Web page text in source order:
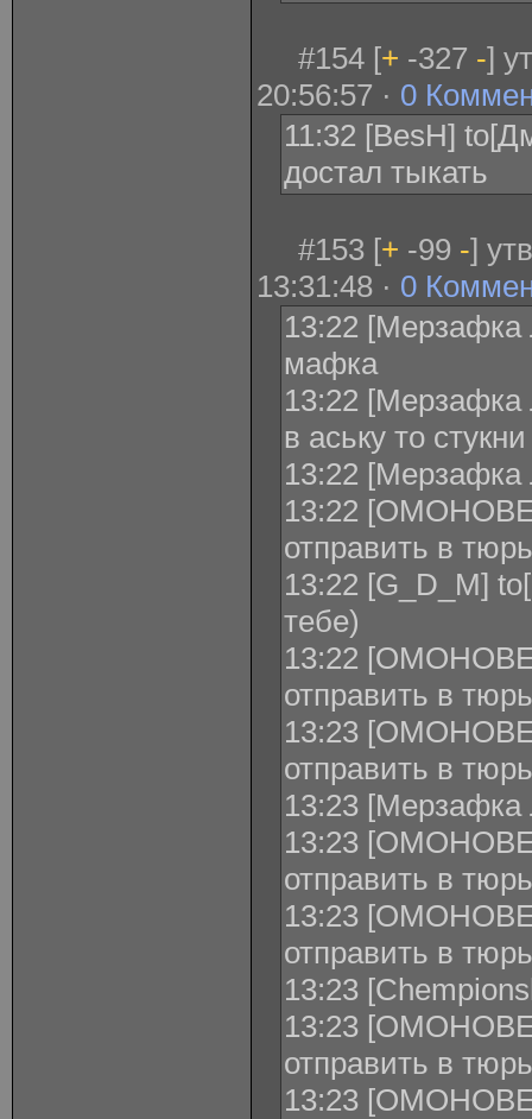
#154 [+ -327 -]
20:56:57 · 0
11:32 [BesH]
достал тыкать
#153 [+ -99 -]
13:31:48 · 0
13:22 [Мерзафка
мафка
13:22 [Мерзафка
в аську то стукни
13:22 [Мерзафка
13:22
отправить в
13:22 [G_D_M]
тебе)
13:22
отправить в
13:23
отправить в
13:23 [Мерзафка
13:23
отправить в
13:23
отправить в
13:23
13:23
отправить в
13:23